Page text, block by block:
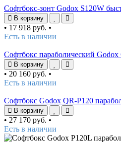
Софтбокс-зонт Godox S120W
В корзину
• 17 918 руб. •
Есть в наличии
Софтбокс параболический
В корзину
• 20 160 руб. •
Есть в наличии
Софтбокс Godox QR-P120
В корзину
• 27 170 руб. •
Есть в наличии